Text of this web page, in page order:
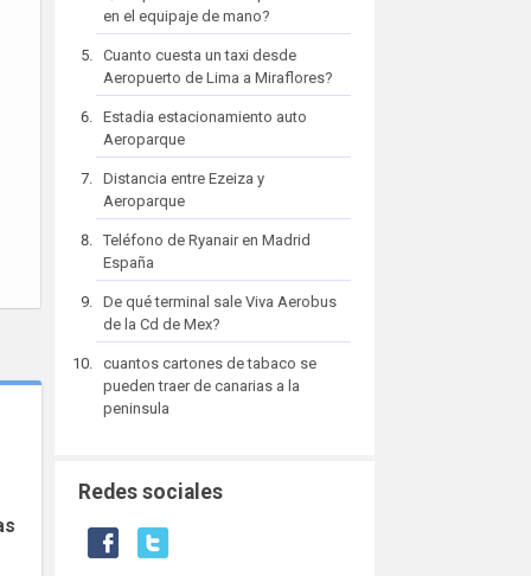
en el equipaje de mano?
Cuanto cuesta un taxi desde
Aeropuerto de Lima a Miraflores?
Estadia estacionamiento auto
Aeroparque
Distancia entre Ezeiza y
Aeroparque
Teléfono de Ryanair en Madrid
España
De qué terminal sale Viva Aerobus
de la Cd de Mex?
cuantos cartones de tabaco se
pueden traer de canarias a la
peninsula
Redes sociales